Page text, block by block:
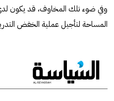
وفي ضوء تلك المخاوف، قد يكون
المساحة لتأجيل عملية الخفض